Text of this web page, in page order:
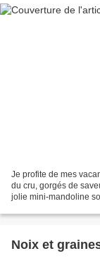
Je profite de mes
du cru, gorgés de
jolie mini-mandoline
Noix et